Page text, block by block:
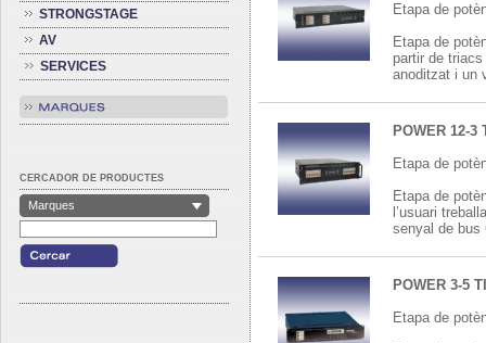
STRONGSTAGE
AV
SERVICES
CERCADOR DE PRODUCTES
Marques
Etapa de
Etapa de
partir de triacs
anoditzat i un
POWER 12-3
Etapa de
Etapa de
l’usuari
senyal de bus
POWER 3-5
Etapa de